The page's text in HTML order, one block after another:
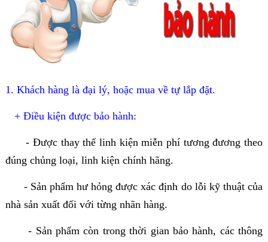
1. Khách hàng là đại lý, hoặc mua về tự lắp đặt.
+ Điều kiện được bảo hành:
- Được thay thế linh kiện miễn phí tương đương theo
đúng chủng loại, linh kiện chính hãng.
- Sản phẩm hư hỏng được xác định do lỗi kỹ thuật của
nhà sản xuất đối với từng nhãn hàng.
- Sản phẩm còn trong thời gian bảo hành, các thông